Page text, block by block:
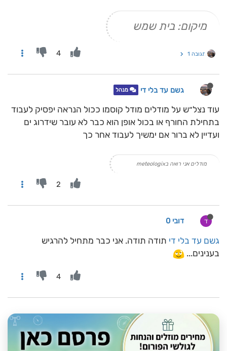
מיקום: בית שמש
תגובה 1 4
גשם עד בלי די מנהל
עוד נצל״ש על מודלים מודל קוסמו ככול הנראה יפסיק לעבוד
בתחילת החורף או בכול אופן הוא כבר לא עובר שידרוג ים
ועדיין לא ברור אם ימשיך לעבוד אחר כך
מודלים אני רואה בmeteologix
2
ד דובי 0
גשם עד בלי די תודה תודה. אני כבר מתחיל להרגיש
בענינים...
4